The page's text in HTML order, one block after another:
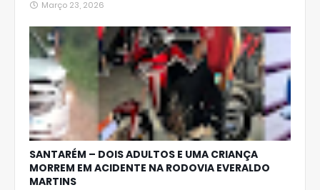
Março 23, 2026
SANTARÉM – DOIS ADULTOS E UMA CRIANÇA
MORREM EM ACIDENTE NA RODOVIA EVERALDO
MARTINS